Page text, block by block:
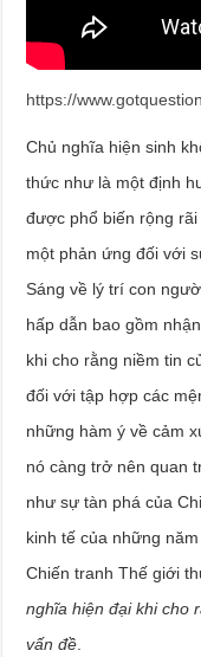
https://
Chủ nghĩa hiện sinh
thức như là một định
được phổ biến rộng
một phản ứng đối với
Sáng về lý trí con
hấp dẫn bao gồm
khi cho rằng niềm tin
đối với tập hợp các
những hàm ý về cảm
nó càng trở nên quan
như sự tàn phá của
kinh tế của những
Chiến tranh Thế giới
nghĩa hiện đại khi cho
vấn đề.